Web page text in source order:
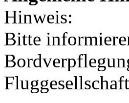
Hinweis:
Bitte